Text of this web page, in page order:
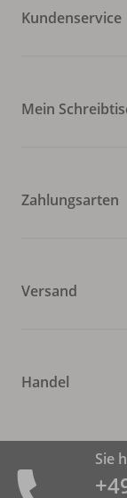
Kundenservice
Mein
Zahlungsarten
Versand
Handel
Sie